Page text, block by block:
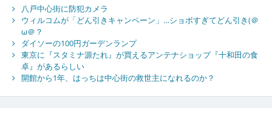
八戸中心街に防犯カメラ
ウィルコムが「どん引きキャンペーン」…ショボすぎてどん引き(＠
ω＠？
ダイソーの100円ガーデンランプ
東京に『スタミナ源たれ』が買えるアンテナショップ『十和田の食
卓』があるらしい
開館から1年、はっちは中心街の救世主になれるのか？